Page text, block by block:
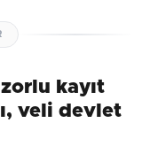
kayıt
veli devlet